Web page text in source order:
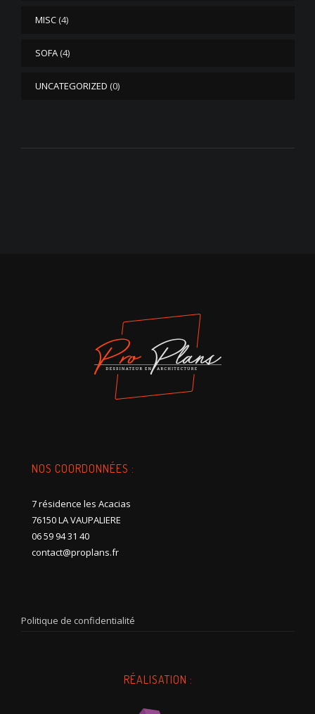
MISC (4)
SOFA (4)
UNCATEGORIZED (0)
NOS COORDONNÉES :
7 résidence les Acacias
76150 LA VAUPALIERE
06 59 94 31 40
contact@proplans.fr
Politique de confidentialité
RÉALISATION :